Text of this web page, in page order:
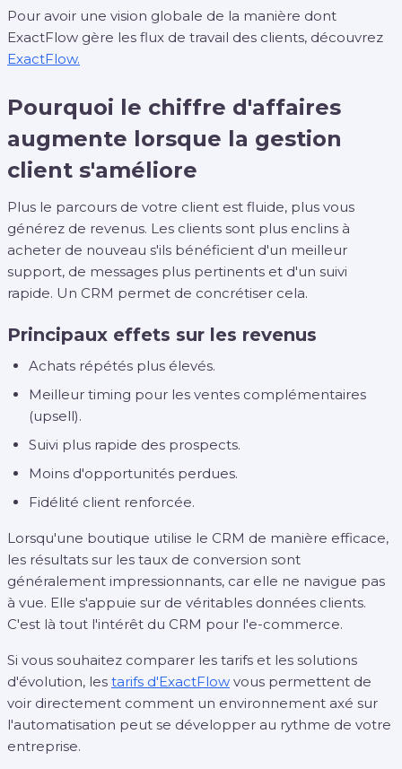
Pour avoir une vision globale de la manière dont
ExactFlow gère les flux de travail des clients, découvrez
ExactFlow.
Pourquoi le chiffre d'affaires
augmente lorsque la gestion
client s'améliore
Plus le parcours de votre client est fluide, plus vous
générez de revenus. Les clients sont plus enclins à
acheter de nouveau s'ils bénéficient d'un meilleur
support, de messages plus pertinents et d'un suivi
rapide. Un CRM permet de concrétiser cela.
Principaux effets sur les revenus
Achats répétés plus élevés.
Meilleur timing pour les ventes complémentaires
(upsell).
Suivi plus rapide des prospects.
Moins d'opportunités perdues.
Fidélité client renforcée.
Lorsqu'une boutique utilise le CRM de manière efficace,
les résultats sur les taux de conversion sont
généralement impressionnants, car elle ne navigue pas
à vue. Elle s'appuie sur de véritables données clients.
C'est là tout l'intérêt du CRM pour l'e-commerce.
Si vous souhaitez comparer les tarifs et les solutions
d'évolution, les tarifs d'ExactFlow vous permettent de
voir directement comment un environnement axé sur
l'automatisation peut se développer au rythme de votre
entreprise.